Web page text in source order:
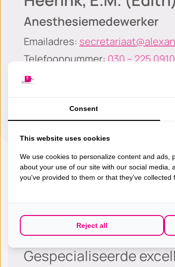
Anesthesiemedewerker
Emailadres:
Telefoonnummer: 030 – 225 0910
Gespecialiseerde
Consent
This website uses cookies
We use cookies to personalize content and ads,
about your use of our site with our social media,
you've provided to them or that they've collected
Reject all